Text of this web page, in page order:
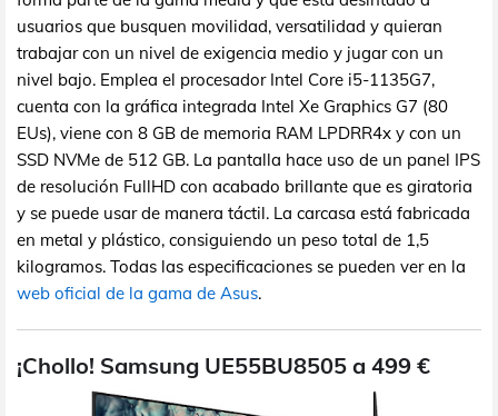
usuarios que busquen movilidad, versatilidad y quieran
trabajar con un nivel de exigencia medio y jugar con un
nivel bajo. Emplea el procesador Intel Core i5-1135G7,
cuenta con la gráfica integrada Intel Xe Graphics G7 (80
EUs), viene con 8 GB de memoria RAM LPDRR4x y con un
SSD NVMe de 512 GB. La pantalla hace uso de un panel IPS
de resolución FullHD con acabado brillante que es giratoria
y se puede usar de manera táctil. La carcasa está fabricada
en metal y plástico, consiguiendo un peso total de 1,5
kilogramos. Todas las especificaciones se pueden ver en la
web oficial de la gama de Asus.
¡Chollo! Samsung UE55BU8505 a 499 €